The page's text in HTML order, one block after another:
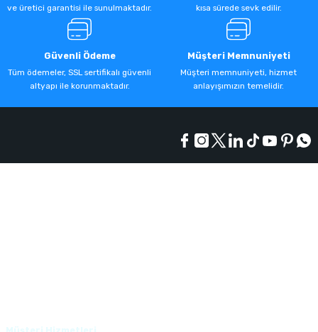
ve üretici garantisi ile sunulmaktadır.
kısa sürede sevk edilir.
Güvenli Ödeme
Tüm ödemeler, SSL sertifikalı güvenli
altyapı ile korunmaktadır.
Müşteri Memnuniyeti
Müşteri memnuniyeti, hizmet
anlayışımızın temelidir.